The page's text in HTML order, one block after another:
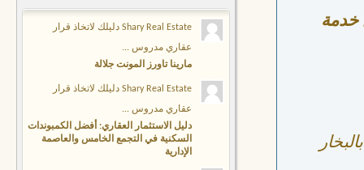
خدمة Shary Real Estate دليلك لاتخاذ قرار
عقاري مدروس ...
مارينا تاورز المونت جلالة
Shary Real Estate دليلك لاتخاذ قرار
عقاري مدروس ...
دليل الاستثمار العقاري: أفضل الكمبوندات
السكنية في التجمع الخامس والعاصمة
الإدارية